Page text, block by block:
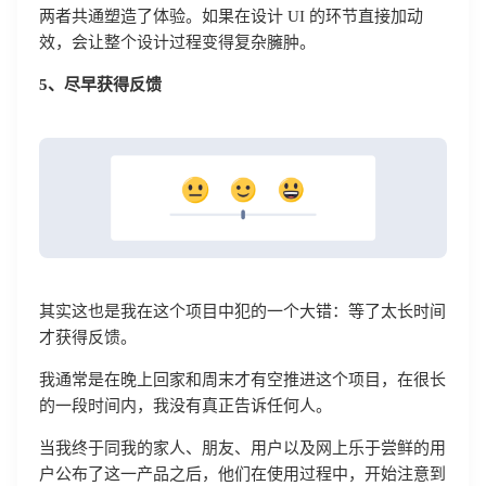
两者共通塑造了体验。如果在设计 UI 的环节直接加动
效，会让整个设计过程变得复杂臃肿。
5、尽早获得反馈
其实这也是我在这个项目中犯的一个大错：等了太长时间
才获得反馈。
我通常是在晚上回家和周末才有空推进这个项目，在很长
的一段时间内，我没有真正告诉任何人。
当我终于同我的家人、朋友、用户以及网上乐于尝鲜的用
户公布了这一产品之后，他们在使用过程中，开始注意到